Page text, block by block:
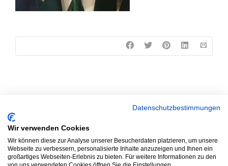
Datenschutzbestimmungen
Wir verwenden Cookies
Wir können diese zur Analyse unserer Besucherdaten platzieren, um unsere
Webseite zu verbessern, personalisierte Inhalte anzuzeigen und Ihnen ein
großartiges Webseiten-Erlebnis zu bieten. Für weitere Informationen zu den